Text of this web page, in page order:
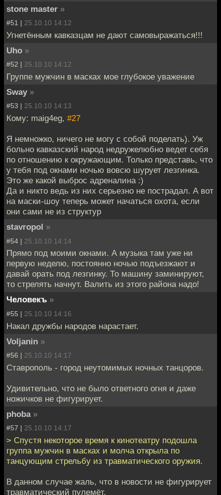
stone master »
#51 | 25.10.10 14:12
Угнетённым кавказцам не дают самовыражаться!!!
Uho »
#52 | 25.10.10 14:12
Группе мужчин в масках мое глубокое уважение
Sway »
#53 | 25.10.10 14:13
Кому: maig4eg, #27
Я немножко, ничего не могу с собой поделать). Уж
больно кавказский народ недружелюбно ведет себя
по отношению к окружающим. Только представь, что
у тебя под окнами ночью вовсю шурует лезгинка.
Это же какой выброс адреналина :)
Да и никто ведь из них серьезно не пострадал. А вот
на маски-шоу теперь может начаться охота, если
они сами не из структур
stavropol »
#54 | 25.10.10 14:14
Прямо под моими окнами. А музыка там уже ни
первую неделю, постоянно ночью подъезжают и
давай орать под лезгинку. То машину заминируют,
то стрелять начнут. Валить из этого района надо!
Человекъ »
#55 | 25.10.10 14:16
Накал дружбы народов нарастает.
Voljanin »
#56 | 25.10.10 14:17
Ставрополь - город неутомимых ночных танцоров.
Удивительно, что не было ответного огня и даже
ножичков не фигурирует.
phoba »
#57 | 25.10.10 14:17
> Спустя некоторое время к кинотеатру подошла
группа мужчин в масках и молча открыла по
танцующим стрельбу из травматического оружия.
В данном случае жаль, что в новости не фигурирует
травматический пулемёт.